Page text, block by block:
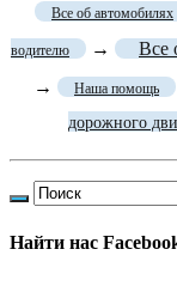
Все об автомобилях
водителю → Все
→ Наша помощь
дорожного
Найти нас